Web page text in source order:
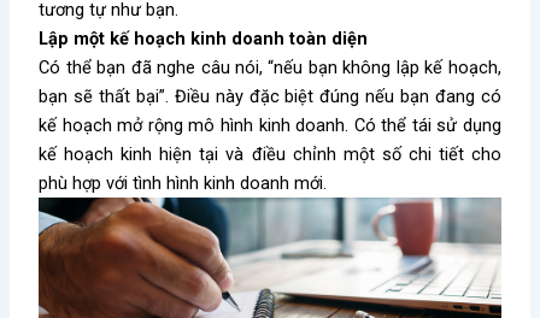
tương tự như bạn.
Lập một kế hoạch kinh doanh toàn diện
Có thể bạn đã nghe câu nói, “nếu bạn không lập kế hoạch,
bạn sẽ thất bại”. Điều này đặc biệt đúng nếu bạn đang có
kế hoạch mở rộng mô hình kinh doanh. Có thể tái sử dụng
kế hoạch kinh hiện tại và điều chỉnh một số chi tiết cho
phù hợp với tình hình kinh doanh mới.